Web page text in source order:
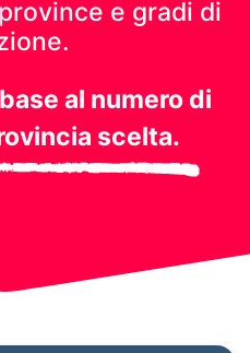
e gradi di
al numero di
scelta.